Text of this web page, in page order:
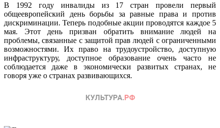
В 1992 году инвалиды из 17 стран провели первый
общеевропейский день борьбы за равные права и против
дискриминации. Теперь подобные акции проводятся каждое 5
мая. Этот день призван обратить внимание людей на
проблемы, связанные с защитой прав людей с ограниченными
возможностями. Их право на трудоустройство, доступную
инфраструктуру, доступное образование очень часто не
соблюдается даже в экономически развитых странах, не
говоря уже о странах развивающихся.